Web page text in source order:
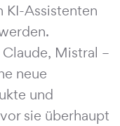
KI-Assistenten
Mistral –
neue
und
sie überhaupt